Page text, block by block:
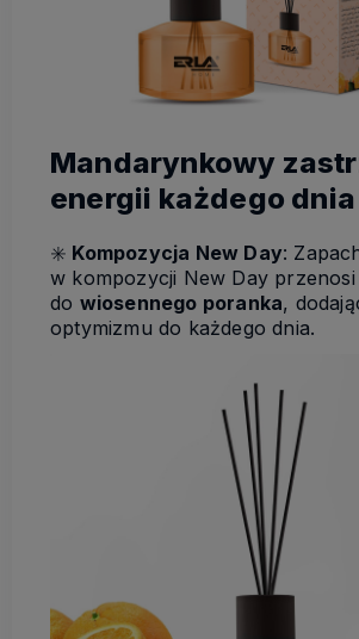
Mandarynkowy
energii każdego dnia
✳️ Kompozycja New Day:
w kompozycji New Day
do wiosennego poranka,
optymizmu do każdego dnia.